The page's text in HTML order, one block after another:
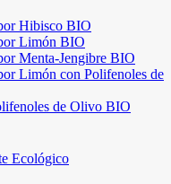
Hibisco BIO
Limón BIO
Menta-Jengibre BIO
Limón con Polifenoles de
de Olivo BIO
Ecológico